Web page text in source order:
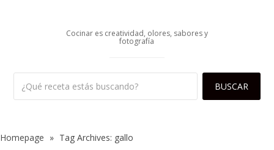
Cocinar es creatividad, olores, sabores y
fotografía
Homepage » Tag Archives: gallo